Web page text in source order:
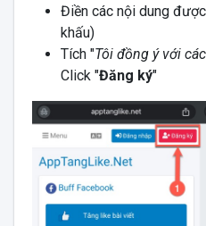
Điền các nội dung
khấu)
Tích "Tôi đồng ý với
Click "Đăng ký"